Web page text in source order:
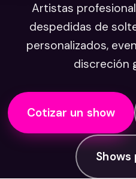
Artistas
despedidas de
personalizados,
discreción
Cotizar un show
Shows